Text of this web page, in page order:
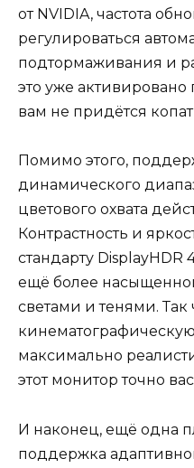
от NVIDIA, частота
регулироваться
подтормаживания и
это уже активировано
вам не придётся
Помимо этого,
динамического
цветового охвата
Контрастность и
стандарту DisplayHDR
ещё более
светами и тенями. Так
максимально
этот монитор точно
И наконец, ещё одна
поддержка